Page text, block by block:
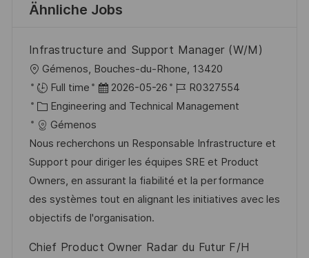
Ähnliche Jobs
Infrastructure and Support Manager (W/M)
O
r
t
Gémenos, Bouches-du-Rhone, 13420
Full time
D
a
u
m
d
e
r
e
2026-05-26
J
o
-
I
D
R0327554
K
a
t
e
g
o
r
e
Engineering and Technical Management
Gémenos
Nous recherchons un Responsable Infrastructure et
Support pour diriger les équipes SRE et Product
Owners, en assurant la fiabilité et la performance
des systèmes tout en alignant les initiatives avec les
objectifs de l'organisation.
Chief Product Owner Radar du Futur F/H